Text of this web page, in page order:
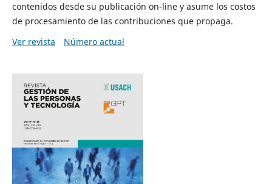
contenidos desde su publicación on-line y asume los costos
de procesamiento de las contribuciones que propaga.
Ver revista
Número actual